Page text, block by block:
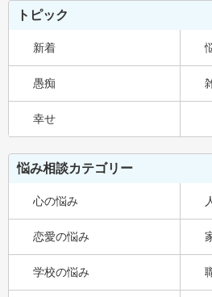
トピック
新着
愚痴
幸せ
悩み相談カテゴリー
心の悩み
恋愛の悩み
学校の悩み